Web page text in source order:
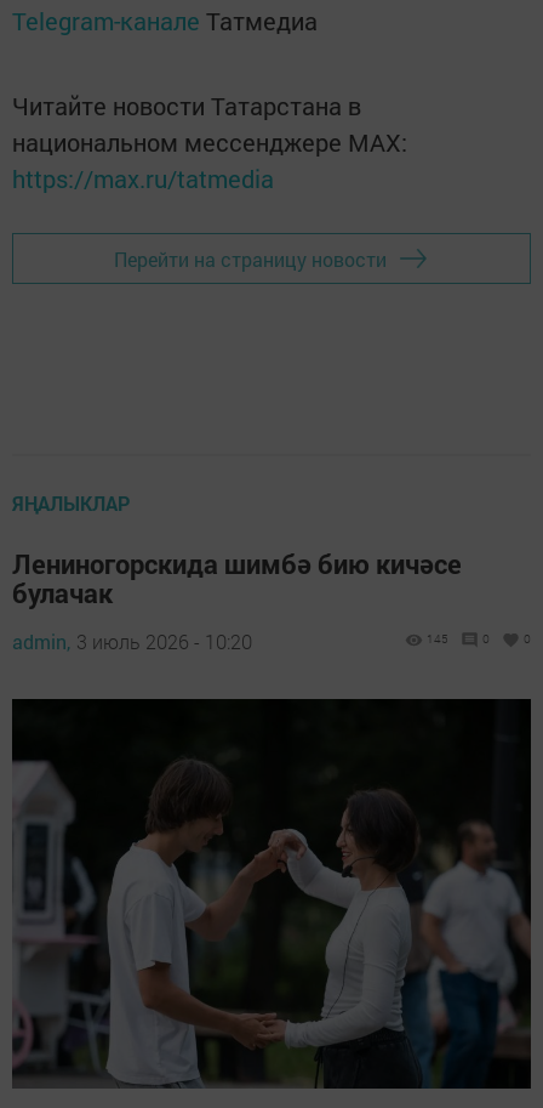
Telegram-канале Татмедиа
Читайте новости Татарстана в
национальном мессенджере MАХ:
https://max.ru/tatmedia
Перейти на страницу новости
ЯҢАЛЫКЛАР
Лениногорскида шимбә бию кичәсе
булачак
admin, 3 июль 2026 - 10:20 145 0 0